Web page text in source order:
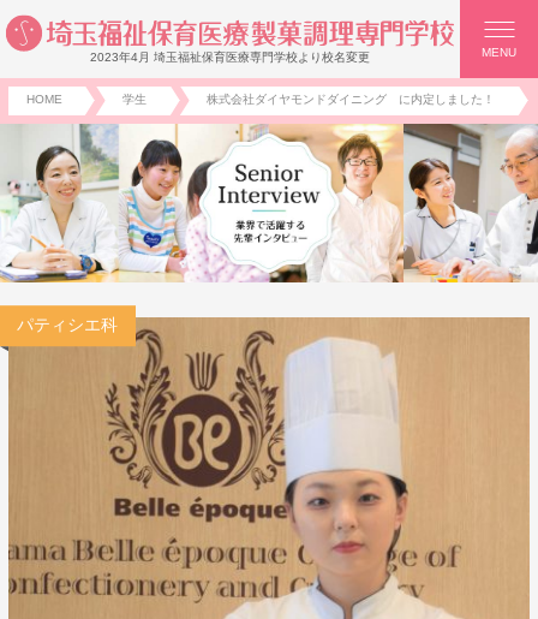
2023年4月 埼玉福祉保育医療専門学校より校名変更 MENU
HOME 学生 株式会社ダイヤモンドダイニング に内定しました！
パティシエ科